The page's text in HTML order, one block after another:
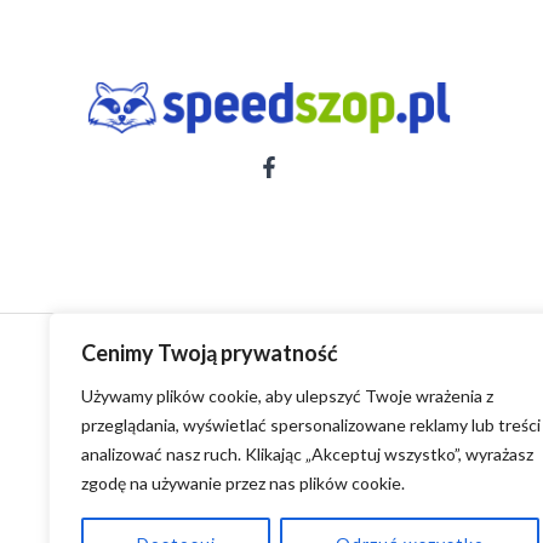
Cenimy Twoją prywatność
Używamy plików cookie, aby ulepszyć Twoje wrażenia z
przeglądania, wyświetlać spersonalizowane reklamy lub treści
analizować nasz ruch. Klikając „Akceptuj wszystko”, wyrażasz
zgodę na używanie przez nas plików cookie.